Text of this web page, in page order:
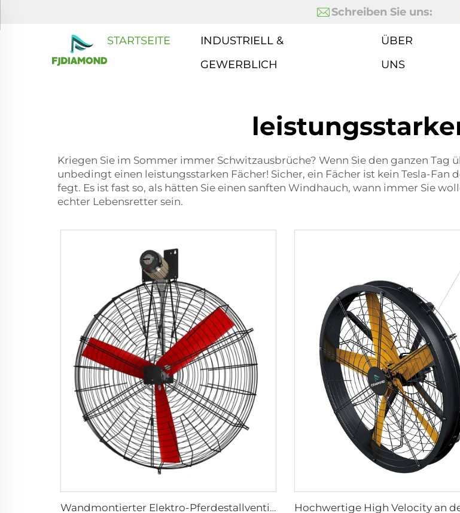
Schreiben Sie uns:
STARTSEITE
INDUSTRIELL &
GEWERBLICH
ÜBER
UNS
Kriegen Sie im Sommer immer Schwitzausbrüche? Wenn Sie den ganzen
unbedingt einen leistungsstarken Fächer! Sicher, ein Fächer ist kein Tesla-
fegt. Es ist fast so, als hätten Sie einen sanften Windhauch, wann immer Sie
echter Lebensretter sein.
Wandmontierter Elektro-Pferdestallventilator mit 380V Motor für Milchviehställe und Höfe